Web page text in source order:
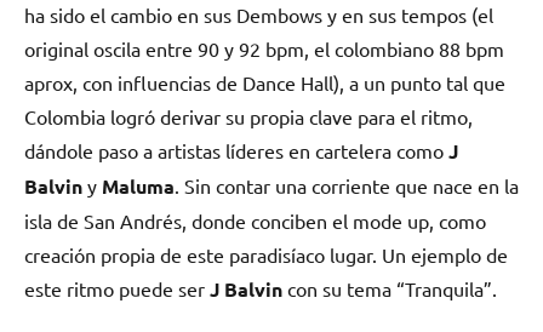
ha sido el cambio en sus Dembows y en sus tempos (el
original oscila entre 90 y 92 bpm, el colombiano 88 bpm
aprox, con influencias de Dance Hall), a un punto tal que
Colombia logró derivar su propia clave para el ritmo,
dándole paso a artistas líderes en cartelera como J
Balvin y Maluma . Sin contar una corriente que nace en la
isla de San Andrés, donde conciben el mode up, como
creación propia de este paradisíaco lugar. Un ejemplo de
este ritmo puede ser J Balvin con su tema “Tranquila”.